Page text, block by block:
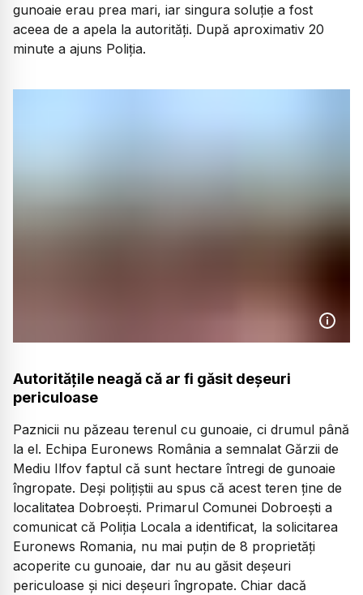
gunoaie erau prea mari, iar singura soluție a fost
aceea de a apela la autorități. După aproximativ 20
minute a ajuns Poliția.
Autoritățile neagă că ar fi găsit deșeuri
periculoase
Paznicii nu păzeau terenul cu gunoaie, ci drumul până
la el. Echipa Euronews România a semnalat Gărzii de
Mediu Ilfov faptul că sunt hectare întregi de gunoaie
îngropate. Deși polițiștii au spus că acest teren ține de
localitatea Dobroești. Primarul Comunei Dobroești a
comunicat că Poliția Locala a identificat, la solicitarea
Euronews Romania, nu mai puțin de 8 proprietăți
acoperite cu gunoaie, dar nu au găsit deșeuri
periculoase și nici deșeuri îngropate. Chiar dacă